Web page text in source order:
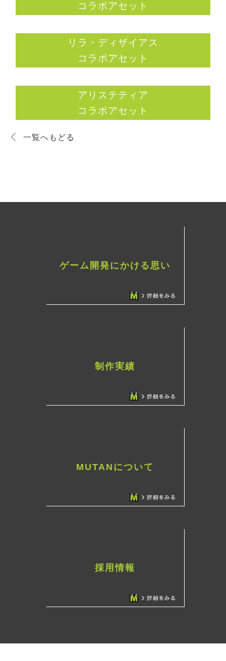
コラボアセット
リラ・ディザイアス
コラボアセット
アリステティア
コラボアセット
一覧へもどる
ゲーム開発にかける思い
制作実績
MUTANについて
採用情報